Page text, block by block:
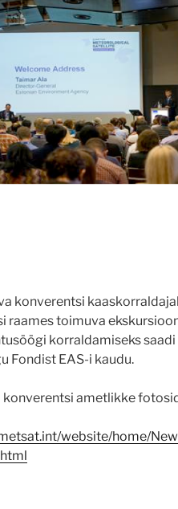
konverentsi
raames toimuva
korraldamiseks
Fondist EAS-i kaudu.
konverentsi ametlikke
website/home/